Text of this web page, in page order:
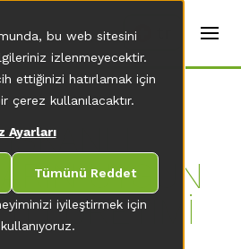
iyileştirmek için
bu web sitesini
izlenmeyecektir.
ettiğinizi hatırlamak için
çerez kullanılacaktır.
Ayarları
Tümünü ReddetUYGUN
ÜRETİMİ